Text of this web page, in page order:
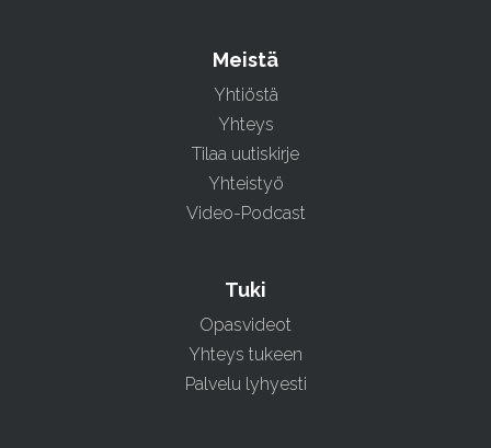
Meistä
Yhtiöstä
Yhteys
Tilaa uutiskirje
Yhteistyö
Video-Podcast
Tuki
Opasvideot
Yhteys tukeen
Palvelu lyhyesti